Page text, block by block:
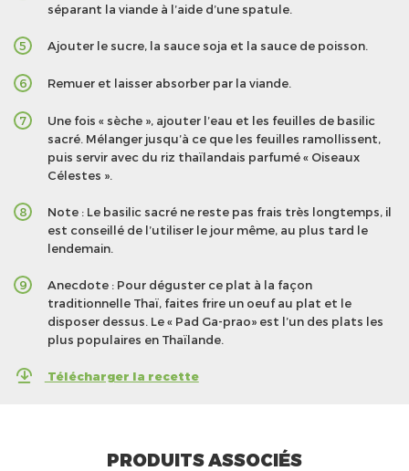
séparant la viande à l’aide d’une spatule.
5 Ajouter le sucre, la sauce soja et la sauce de poisson.
6 Remuer et laisser absorber par la viande.
7
Une fois « sèche », ajouter l’eau et les feuilles de basilic
sacré. Mélanger jusqu’à ce que les feuilles ramollissent,
puis servir avec du riz thaïlandais parfumé « Oiseaux
Célestes ».
8
Note : Le basilic sacré ne reste pas frais très longtemps, il
est conseillé de l’utiliser le jour même, au plus tard le
lendemain.
9
Anecdote : Pour déguster ce plat à la façon
traditionnelle Thaï, faites frire un oeuf au plat et le
disposer dessus. Le « Pad Ga-prao» est l’un des plats les
plus populaires en Thaïlande.
Télécharger la recette
PRODUITS ASSOCIÉS